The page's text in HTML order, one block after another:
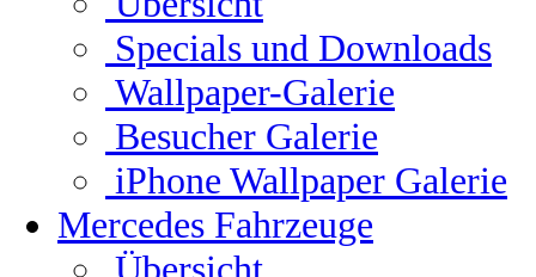
Specials und Downloads
Wallpaper-Galerie
Besucher Galerie
iPhone Wallpaper Galerie
Mercedes Fahrzeuge